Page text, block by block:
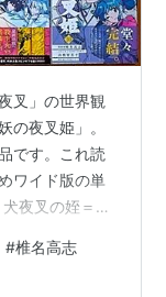
叉」の世界観
の夜叉姫」。
です。これ読
ワイド版の単
夜叉の姪＝殺
ンガの方はす
もまた良いで
#椎名高志